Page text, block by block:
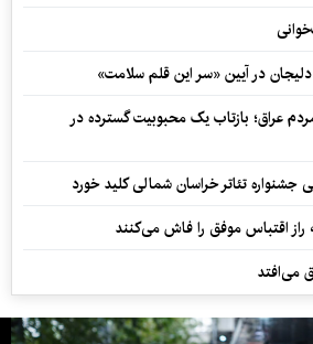
عراق؛ بازتاب یک محبوبیت گسترده در
جشنواره تئاتر خراسان شمالی کلید خورد
اقتباس موفق را فاش می‌کنند
می‌افتد